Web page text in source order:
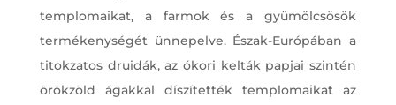
templomaikat, a farmok és a gyümölcsösök
termékenységét ünnepelve. Észak-Európában a
titokzatos druidák, az ókori kelták papjai szintén
örökzöld ágakkal díszítették templomaikat az